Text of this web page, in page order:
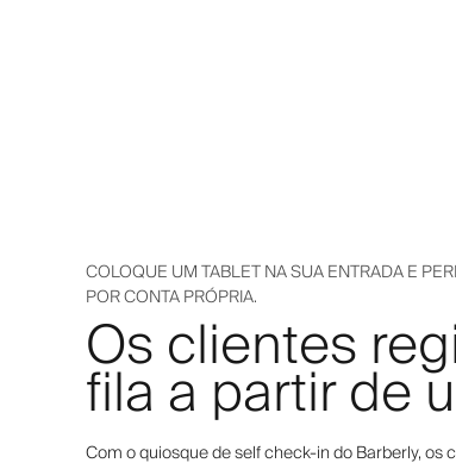
COLOQUE UM TABLET NA SUA ENTRADA E
POR CONTA PRÓPRIA.
Os clientes
fila a partir de
Com o quiosque de self check-in do Barberly,